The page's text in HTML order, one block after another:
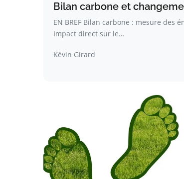
Bilan carbone et
EN BREF Bilan carbone : mesure des
Impact direct sur le…
Kévin Girard